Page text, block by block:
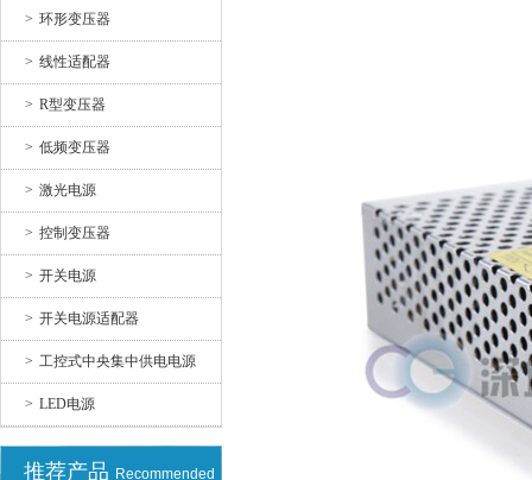
> 环形变压器
> 线性适配器
> R型变压器
> 低频变压器
> 激光电源
> 控制变压器
> 开关电源
> 开关电源适配器
> 工控式中央集中供电电源
> LED电源
推荐产品 Recommended
开关电源